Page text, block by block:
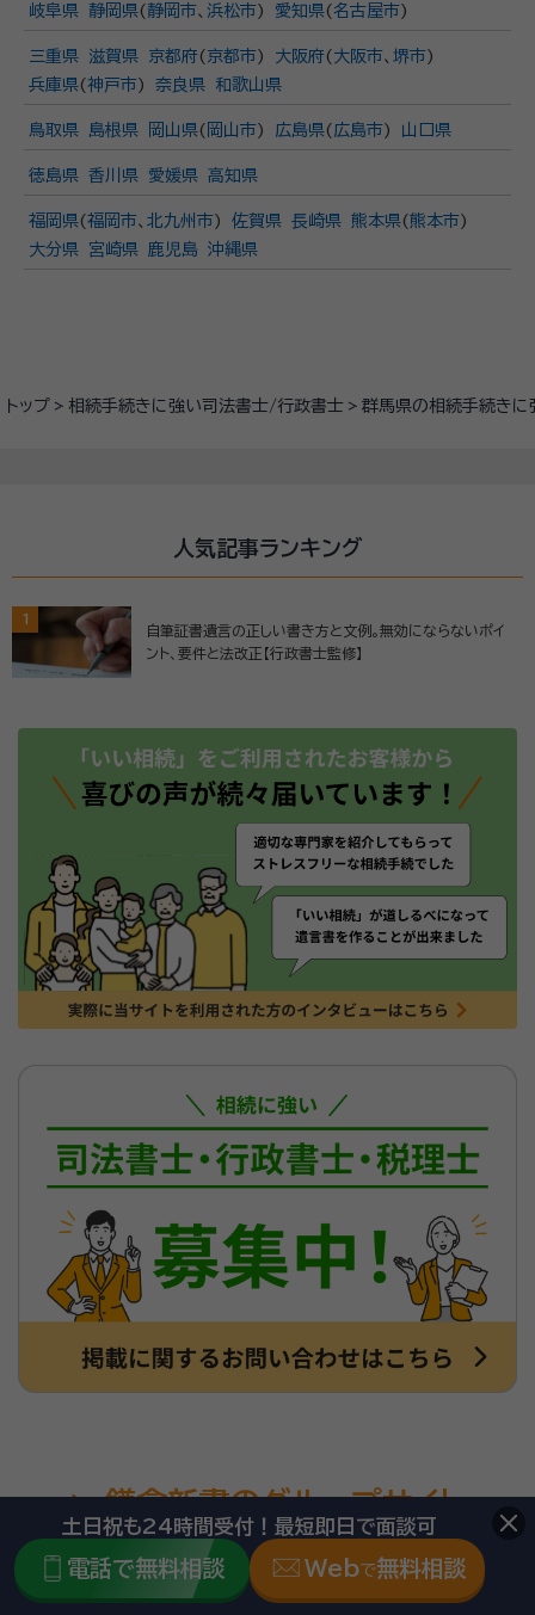
トップ 相続手続きに強い司法書士/行政書士 群馬県の相続手続き
岐阜県
静岡県( 静岡市、 浜松市) 愛知県( 名古屋市)
三重県 滋賀県 京都府( 京都市) 大阪府( 大阪市、 堺市)
兵庫県(神戸市) 奈良県 和歌山県
鳥取県 島根県 岡山県( 岡山市) 広島県( 広島市) 山口県
徳島県 香川県 愛媛県 高知県
福岡県(福岡市、 北九州市) 佐賀県 長崎県 熊本県(熊本市)
大分県
宮崎県 鹿児島 沖縄県
人気記事ランキング
1
自筆証書遺言の正しい書き方と文例。無効にならないポイ
ント、要件と法改正【行政書士監修】
鎌倉新書のグループサイト
口コミ評価件数No.1に関する注意事項
土日祝も24時間受付！最短即日で面談可
電話で無料相談 Webで無料相談